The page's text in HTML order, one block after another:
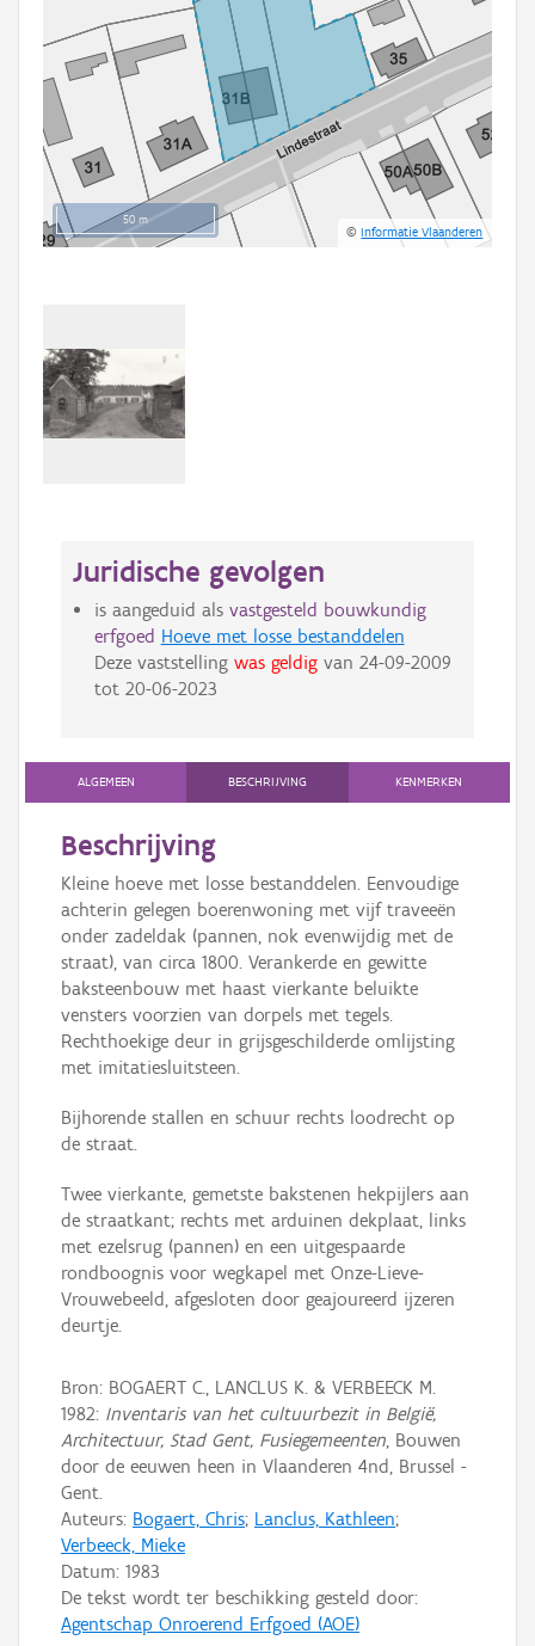
50 m
©Informatie Vlaanderen
Juridische gevolgen
is aangeduid als vastgesteld bouwkundig
erfgoed Hoeve met losse bestanddelen
Deze vaststelling was geldigvan 24-09-2009
tot 20-06-2023
ALGEMEEN BESCHRIJVING KENMERKEN
Beschrijving
Kleine hoeve met losse bestanddelen. Eenvoudige
achterin gelegen boerenwoning met vijf traveeën
onder zadeldak (pannen, nok evenwijdig met de
straat), van circa 1800. Verankerde en gewitte
baksteenbouw met haast vierkante beluikte
vensters voorzien van dorpels met tegels.
Rechthoekige deur in grijsgeschilderde omlijsting
met imitatiesluitsteen.
Bijhorende stallen en schuur rechts loodrecht op
de straat.
Twee vierkante, gemetste bakstenen hekpijlers aan
de straatkant; rechts met arduinen dekplaat, links
met ezelsrug (pannen) en een uitgespaarde
rondboognis voor wegkapel met Onze-Lieve-
Vrouwebeeld, afgesloten door geajoureerd ijzeren
deurtje.
Bron: BOGAERT C., LANCLUS K. & VERBEECK M.
1982: Inventaris van het cultuurbezit in België,
Architectuur, Stad Gent, Fusiegemeenten, Bouwen
door de eeuwen heen in Vlaanderen 4nd, Brussel -
Gent.
Auteurs: Bogaert, Chris; Lanclus, Kathleen;
Verbeeck, Mieke
Datum: 1983
De tekst wordt ter beschikking gesteld door:
Agentschap Onroerend Erfgoed (AOE)